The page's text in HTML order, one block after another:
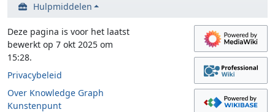
Hulpmiddelen
Deze pagina is voor het laatst
bewerkt op 7 okt 2025 om
15:28.
Privacybeleid
Over Knowledge Graph
Kunstenpunt